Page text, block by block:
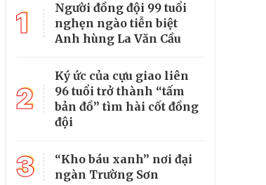
1
Người đồng đội 99 tuổi
nghẹn ngào tiễn biệt
Anh hùng La Văn Cầu
2
Ký ức của cựu giao liên
96 tuổi trở thành “tấm
bản đồ” tìm hài cốt đồng
đội
3
“Kho báu xanh” nơi đại
ngàn Trường Sơn